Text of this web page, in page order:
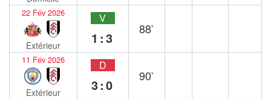
22 Fév 2026
Extérieur
V
1:3
88`
11 Fév 2026
Extérieur
D
3:0
90`